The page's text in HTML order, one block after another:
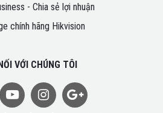
- Chia sẻ lợi nhuận
chính hãng Hikvision
VỚI CHÚNG TÔI